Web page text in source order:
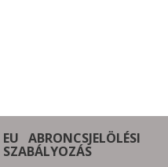
EU ABRONCSJELÖLÉSI
SZABÁLYOZÁS